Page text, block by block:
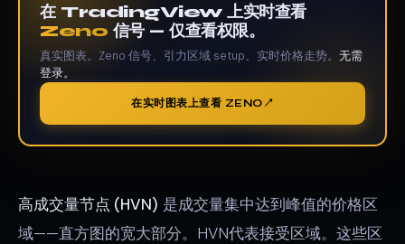
在 TradingView 上实时查看
Zeno 信号 — 仅查看权限。
真实图表。Zeno 信号、引力区域 setup、实时价格走势。 无需
登录。
在实时图表上查看 ZENO
高成交量节点 (HVN) 是成交量集中达到峰值的价格区
域——直方图的宽大部分。HVN代表接受区域。这些区